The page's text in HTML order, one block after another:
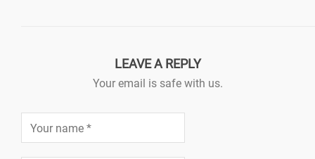
LEAVE A REPLY
Your email is safe with us.